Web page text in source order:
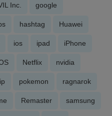
Inc. google
hashtag Huawei
ios ipad iPhone
Netflix nvidia
pokemon ragnarok
Remaster samsung